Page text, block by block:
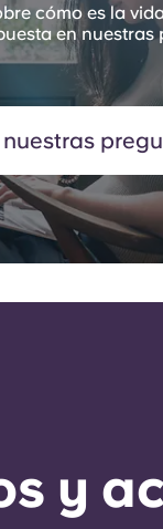
cómo es la
en nuestras
y